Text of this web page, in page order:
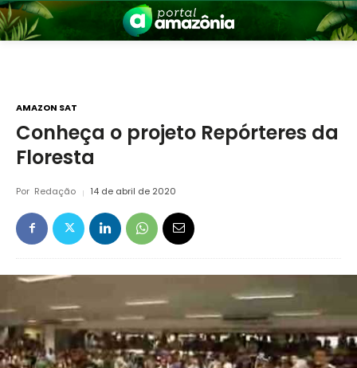
AMAZON SAT
Conheça o projeto Repórteres da
Floresta
Por Redação 14 de abril de 2020